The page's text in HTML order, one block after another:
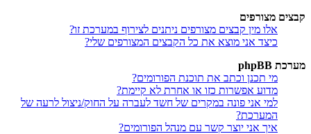
קבצים מצורפים
אלו מין קבצים מצורפים ניתנים לצירוף במערכת זו?
כיצד אני מוצא את כל הקבצים המצורפים שלי?
מערכת phpBB
מי תכנן וכתב את תוכנת הפורומים?
מדוע אפשרות כזו או אחרת לא קיימת?
למי אני פונה במקרים של חשד לעברה על החוק/ניצול לרעה של
המערכת?
איך אני יוצר קשר עם מנהל הפורומים?